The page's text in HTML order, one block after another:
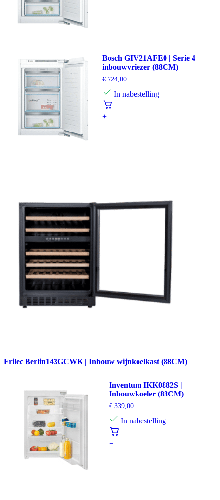
+
Bosch GIV21AFE0 | Serie 4
inbouwvriezer (88CM)
€724,00
In nabestelling
+
Frilec Berlin143GCWK | Inbouw wijnkoelkast (88CM)
Inventum IKK0882S |
Inbouwkoeler (88CM)
€ 339,00
In nabestelling
+